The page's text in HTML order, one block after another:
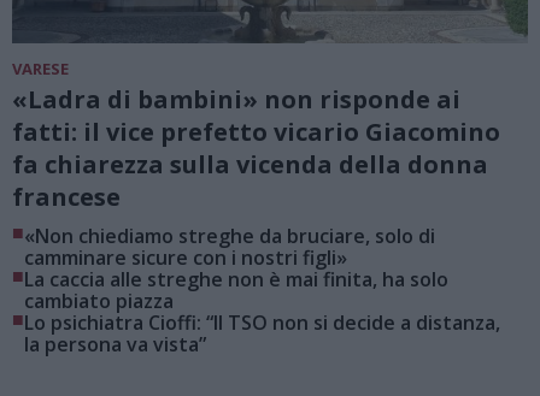
VARESE
«Ladra di bambini» non risponde ai
fatti: il vice prefetto vicario Giacomino
fa chiarezza sulla vicenda della donna
francese
■«Non chiediamo streghe da bruciare, solo di
camminare sicure con i nostri figli»
■La caccia alle streghe non è mai finita, ha solo
cambiato piazza
■Lo psichiatra Cioffi: “Il TSO non si decide a distanza,
la persona va vista”